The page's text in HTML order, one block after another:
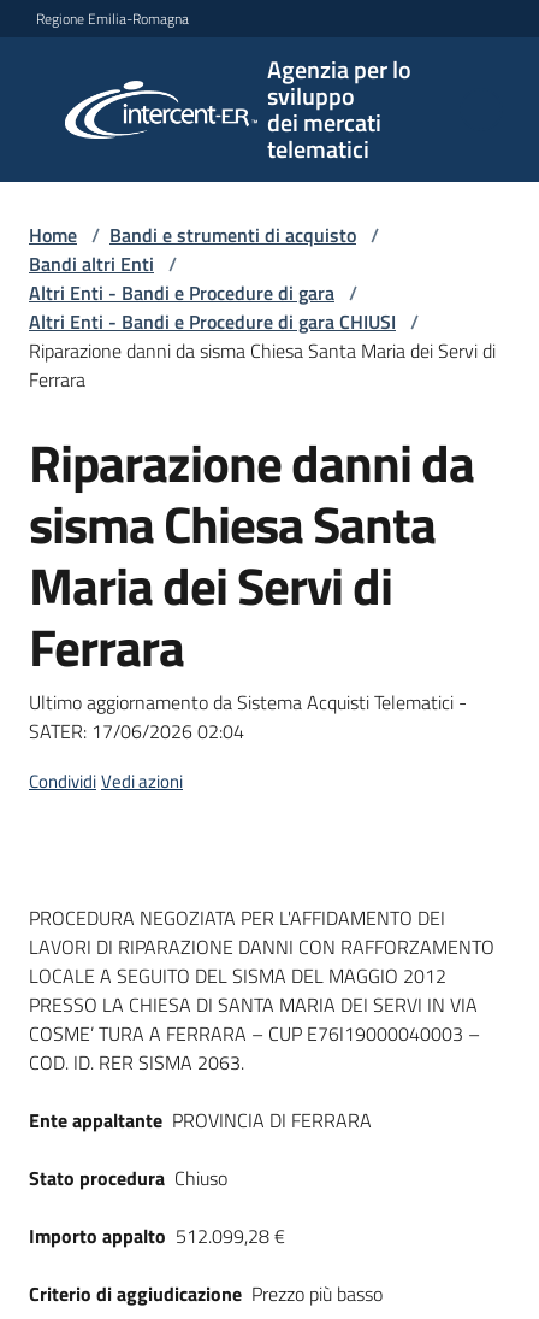
Vai al contenuto
Vai alla navigazione
Vai al footer
Regione Emilia-Romagna
Agenzia per lo
sviluppo
dei mercati
telematici
per lo
sviluppo
telematici
L'Agenzia
Bandi
e
strumenti
di
Supporto
Piattaforme
telematiche
English
site
su
Home / Bandi e strumenti di acquisto /
Bandi altri Enti /
Altri Enti - Bandi e Procedure di gara /
Altri Enti - Bandi e Procedure di gara CHIUSI /
Riparazione danni da sisma Chiesa Santa Maria dei Servi di
Ferrara
Salta al contenuto
Riparazione danni da
sisma Chiesa Santa
Maria dei Servi di
Ferrara
Ultimo aggiornamento da Sistema Acquisti Telematici -
SATER: 17/06/2026 02:04
CondividiVedi azioni
Dati del bando
PROCEDURA NEGOZIATA PER L'AFFIDAMENTO DEI
LAVORI DI RIPARAZIONE DANNI CON RAFFORZAMENTO
LOCALE A SEGUITO DEL SISMA DEL MAGGIO 2012
PRESSO LA CHIESA DI SANTA MARIA DEI SERVI IN VIA
COSME’ TURA A FERRARA – CUP E76I19000040003 –
COD. ID. RER SISMA 2063.
Ente appaltante PROVINCIA DI FERRARA
Stato procedura Chiuso
Importo appalto 512.099,28 €
Criterio di aggiudicazione Prezzo più basso